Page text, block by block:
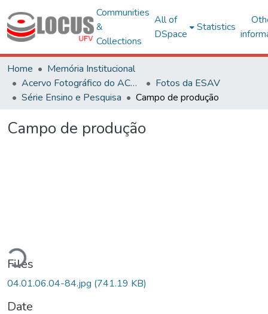
Communities
&
Collections
All of
DSpace
Statistics
Home
Memória Institucional
Acervo Fotográfico do ACH-UFV
Fotos da ESAV
Série Ensino e Pesquisa
Campo de produção
Campo de produção
Files
04.01.06.04-84.jpg (741.19 KB)
Date